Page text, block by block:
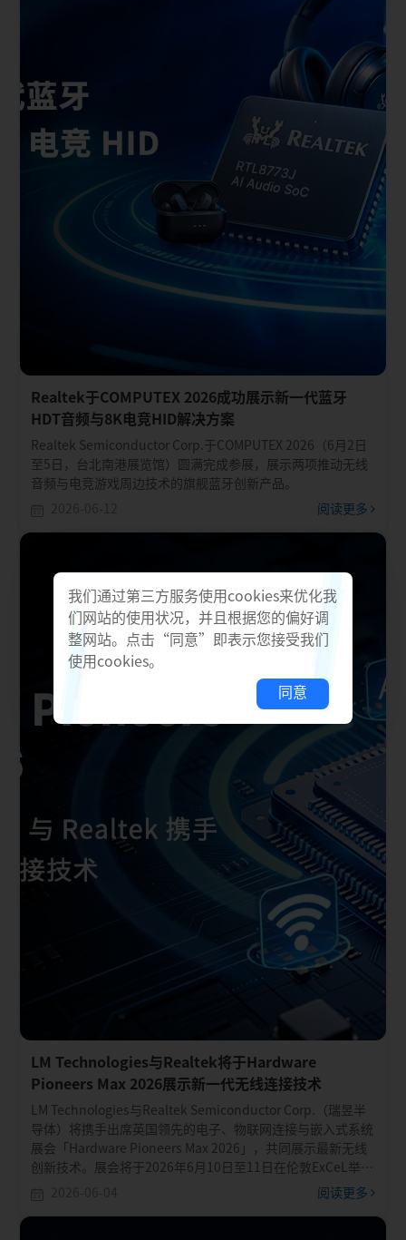
Realtek于COMPUTEX 2026成功展示新一代蓝牙
HDT音频与8K电竞HID解决方案
Realtek Semiconductor Corp.于COMPUTEX 2026（6月2日
至5日，台北南港展览馆）圆满完成参展，展示两项推动无线
音频与电竞游戏周边技术的旗舰蓝牙创新产品。
阅读更多
LM Technologies与Realtek将于Hardware
Pioneers Max 2026展示新一代无线连接技术
LM Technologies与Realtek Semiconductor Corp.（瑞昱半
导体）将携手出席英国领先的电子、物联网连接与嵌入式系统
展会「Hardware Pioneers Max 2026」，共同展示最新无线
创新技术。展会将于2026年6月10日至11日在伦敦ExCeL举
阅读更多
我们通过第三方服务使用cookies来优化我
们网站的使用状况，并且根据您的偏好调
整网站。点击“同意”即表示您接受我们
使用cookies。
同意